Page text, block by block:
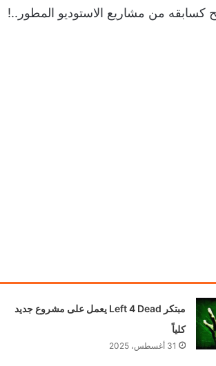
من مشاريع الاستوديو المطور..!
مبتكر Left 4 Dead يعمل على مشروع جديد
كلياً
31 أغسطس، 2025